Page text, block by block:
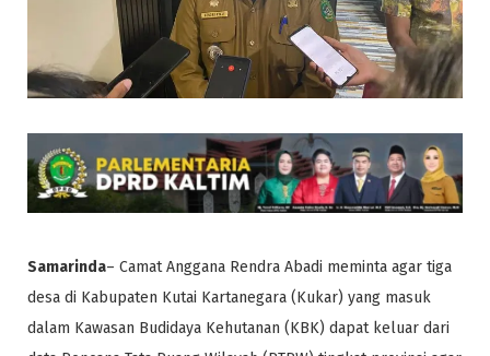
Samarinda– Camat Anggana Rendra Abadi meminta agar tiga
desa di Kabupaten Kutai Kartanegara (Kukar) yang masuk
dalam Kawasan Budidaya Kehutanan (KBK) dapat keluar dari